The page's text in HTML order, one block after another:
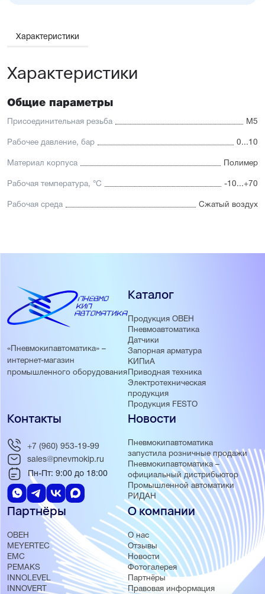
Характеристики
Характеристики
Общие параметры
Присоединительная резьба М5
Рабочее давление, бар 0...10
Материал корпуса Полимер
Рабочая температура, °С -10...+70
Рабочая среда Сжатый воздух
«Пневмокипавтоматика» –
интернет-магазин
промышленного оборудования
Каталог
Продукция ОВЕН
Пневмоавтоматика
Датчики
Запорная арматура
КИПиА
Приводная техника
Электротехническая
продукция
Продукция FESTO
Новости
Пневмокипавтоматика
запустила розничные продажи
Пневмокипавтоматика –
официальный дистрибьютор
Промышленной автоматики
РИДАН
Партнёры
ОВЕН
MEYERTEC
EMC
PEMAKS
INNOLEVEL
INNOVERT
О компании
О нас
Отзывы
Новости
Фотогалерея
Партнёры
Правовая информация
Контакты
+7 (960) 953-19-99
sales@pnevmokip.ru
Пн-Пт: 9:00 до 18:00